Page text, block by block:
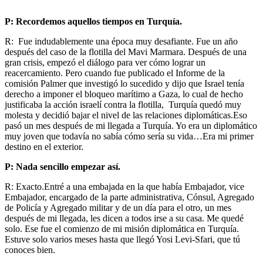
P: Recordemos aquellos tiempos en Turquía.
R: Fue indudablemente una época muy desafiante. Fue un año
después del caso de la flotilla del Mavi Marmara. Después de una
gran crisis, empezó el diálogo para ver cómo lograr un
reacercamiento. Pero cuando fue publicado el Informe de la
comisión Palmer que investigó lo sucedido y dijo que Israel tenía
derecho a imponer el bloqueo marítimo a Gaza, lo cual de hecho
justificaba la acción israelí contra la flotilla, Turquía quedó muy
molesta y decidió bajar el nivel de las relaciones diplomáticas.Eso
pasó un mes después de mi llegada a Turquía. Yo era un diplomático
muy joven que todavía no sabía cómo sería su vida…Era mi primer
destino en el exterior.
P: Nada sencillo empezar así.
R: Exacto.Entré a una embajada en la que había Embajador, vice
Embajador, encargado de la parte administrativa, Cónsul, Agregado
de Policía y Agregado militar y de un día para el otro, un mes
después de mi llegada, les dicen a todos irse a su casa. Me quedé
solo. Ese fue el comienzo de mi misión diplomática en Turquía.
Estuve solo varios meses hasta que llegó Yosi Levi-Sfari, que tú
conoces bien.